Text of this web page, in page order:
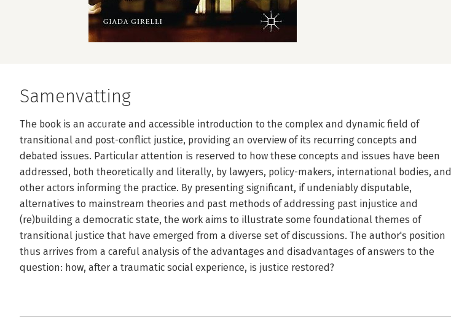
Samenvatting
The book is an accurate and accessible introduction to the complex and dynamic field of
transitional and post-conflict justice, providing an overview of its recurring concepts and
debated issues. Particular attention is reserved to how these concepts and issues have been
addressed, both theoretically and literally, by lawyers, policy-makers, international bodies, and
other actors informing the practice. By presenting significant, if undeniably disputable,
alternatives to mainstream theories and past methods of addressing past injustice and
(re)building a democratic state, the work aims to illustrate some foundational themes of
transitional justice that have emerged from a diverse set of discussions. The author's position
thus arrives from a careful analysis of the advantages and disadvantages of answers to the
question: how, after a traumatic social experience, is justice restored?